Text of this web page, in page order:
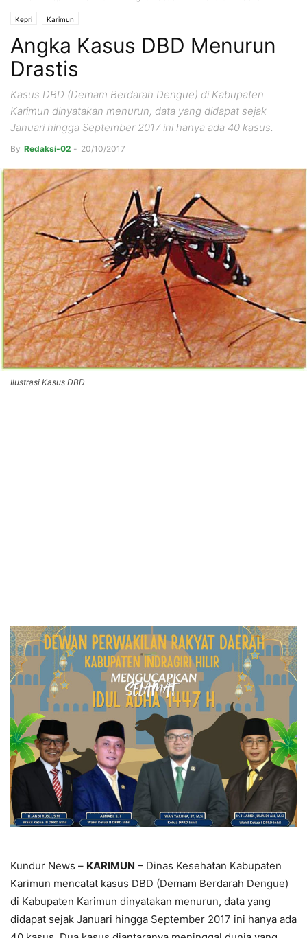
Kepri Karimun
Angka Kasus DBD Menurun
Drastis
Kasus DBD (Demam Berdarah Dengue) di Kabupaten
Karimun dinyatakan menurun, data yang didapat sejak
Januari hingga September 2017 ini hanya ada 40 kasus.
By Redaksi-02 - 20/10/2017
Ilustrasi Kasus DBD
Kundur News – KARIMUN – Dinas Kesehatan Kabupaten
Karimun mencatat kasus DBD (Demam Berdarah Dengue)
di Kabupaten Karimun dinyatakan menurun, data yang
didapat sejak Januari hingga September 2017 ini hanya ada